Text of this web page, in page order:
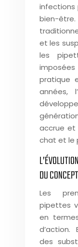
infections
bien-
et les
les
pratique
années,
accrue et
chat et le
DU
Les
pipettes
en
d’action.
des